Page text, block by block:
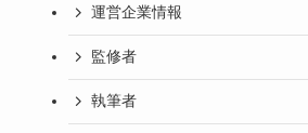
運営企業情報
監修者
執筆者